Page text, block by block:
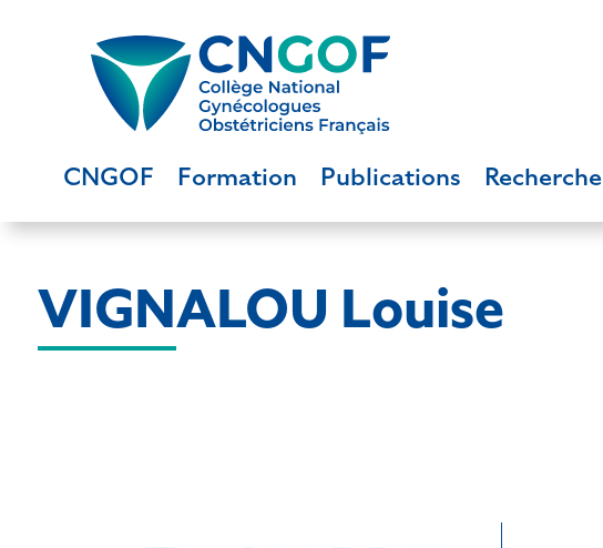
CNGOF Formation Publications Recherche
VIGNALOU Louise